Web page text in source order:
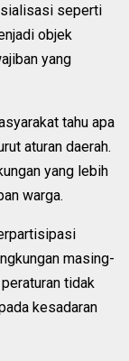
seperti
objek
yang
tahu apa
aturan daerah.
yang lebih
warga.
masing-
tidak
kesadaran